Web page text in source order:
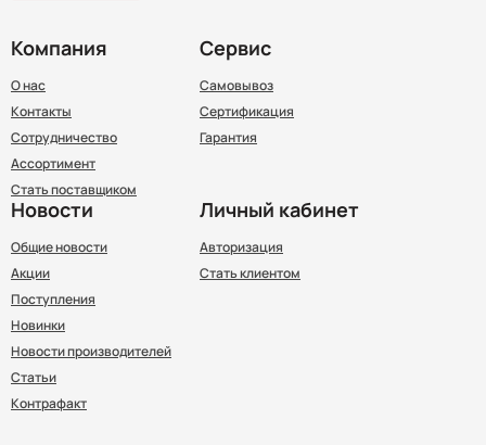
Компания
О нас
Контакты
Сотрудничество
Ассортимент
Стать поставщиком
Сервис
Самовывоз
Сертификация
Гарантия
Новости
Общие новости
Акции
Поступления
Новинки
Новости производителей
Статьи
Контрафакт
Личный кабинет
Авторизация
Стать клиентом